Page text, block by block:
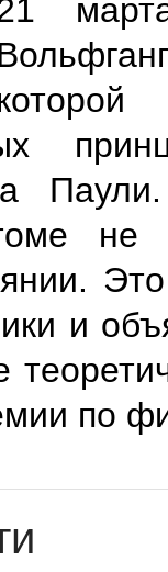
не
и
по